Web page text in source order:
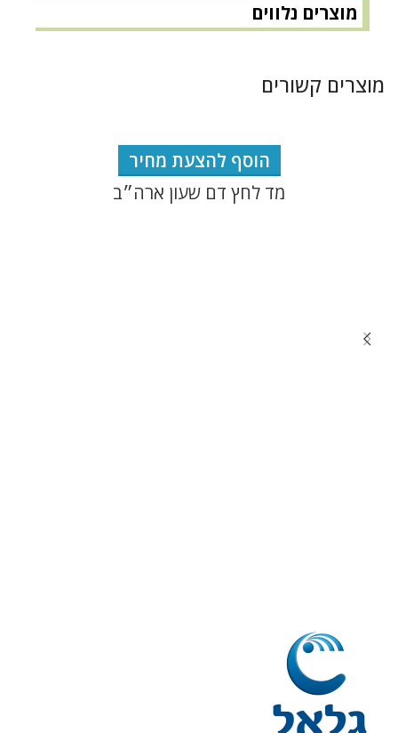
מוצרים נלווים
מוצרים קשורים
הוסף להצעת מחיר
מד לחץ דם שעון ארה״ב